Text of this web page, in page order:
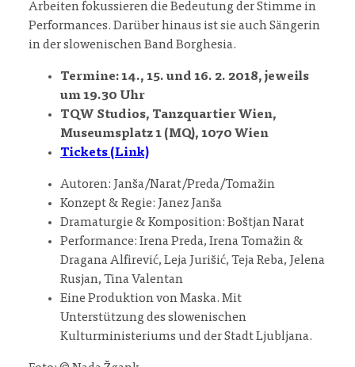
Arbeiten fokussieren die Bedeutung der Stimme in
Performances. Darüber hinaus ist sie auch Sängerin
in der slowenischen Band Borghesia.
Termine: 14., 15. und 16. 2. 2018, jeweils
um 19.30 Uhr
TQW Studios, Tanzquartier Wien,
Museumsplatz 1 (MQ), 1070 Wien
Tickets (Link)
Autoren: Janša/Narat/Preda/Tomažin
Konzept & Regie: Janez Janša
Dramaturgie & Komposition: Boštjan Narat
Performance: Irena Preda, Irena Tomažin &
Dragana Alfirević, Leja Jurišić, Teja Reba, Jelena
Rusjan, Tina Valentan
Eine Produktion von Maska. Mit
Unterstützung des slowenischen
Kulturministeriums und der Stadt Ljubljana.